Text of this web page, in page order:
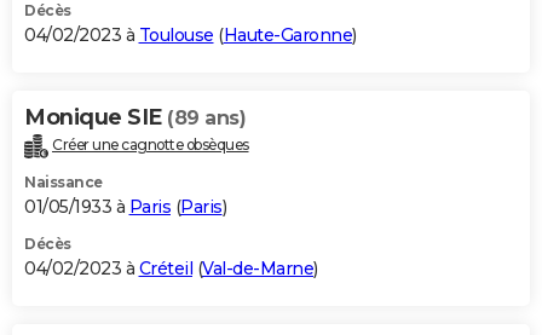
Décès
04/02/2023 à Toulouse (Haute-Garonne)
Monique SIE (89 ans)
Créer une cagnotte obsèques
Naissance
01/05/1933 à Paris (Paris)
Décès
04/02/2023 à Créteil (Val-de-Marne)